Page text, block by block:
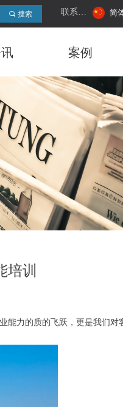
联系我们 简
끠 搜索
案例
培训
力的质的飞跃，更是我们